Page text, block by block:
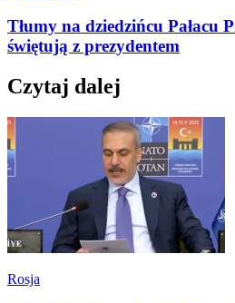
Tłumy na dziedzińcu Pałacu
świętują z prezydentem
Czytaj dalej
Rosja